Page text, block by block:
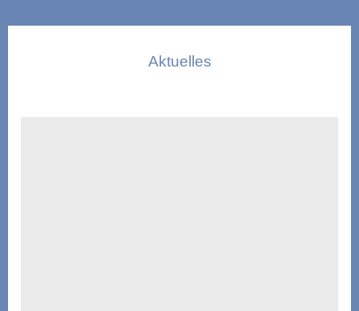
Aktuelles